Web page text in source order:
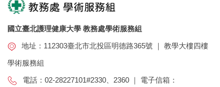
國立臺北護理健康大學 教務處學術服務組
地址：112303臺北市北投區明德路365號 ｜ 教學大樓四樓
學術服務組
電話：02-28227101#2330、2360 ｜ 電子信箱：